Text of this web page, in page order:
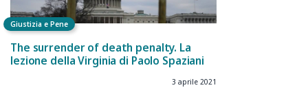
Giustizia e Pene
The surrender of death penalty. La
lezione della Virginia di Paolo Spaziani
3 aprile 2021